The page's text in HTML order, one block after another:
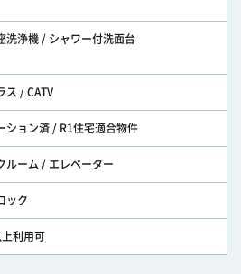
洗浄機 / シャワー付洗面台
ス / CATV
ション済 / R1住宅適合物件
ルーム / エレベーター
ック
利用可